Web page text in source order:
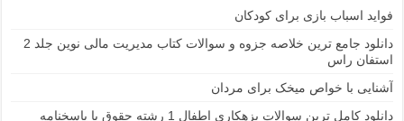
فواید اسباب بازی برای کودکان
دانلود جامع ترین خلاصه جزوه و سوالات کتاب مدیریت مالی نوین جلد 2
استفان راس
آشنایی با خواص میخک برای مردان
دانلود کامل ترین سوالات بزهکاری اطفال 1 رشته حقوق با پاسخنامه